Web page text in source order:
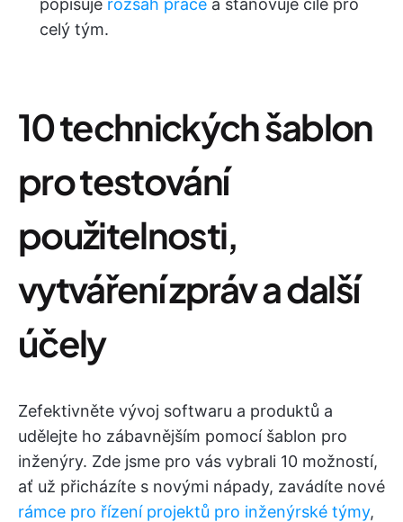
celý tým.
10 technických šablon
pro testování
použitelnosti,
vytváření zpráv a další
účely
Zefektivněte vývoj softwaru a produktů a
udělejte ho zábavnějším pomocí šablon pro
inženýry. Zde jsme pro vás vybrali 10 možností,
ať už přicházíte s novými nápady, zavádíte nové
rámce pro řízení projektů pro inženýrské týmy,